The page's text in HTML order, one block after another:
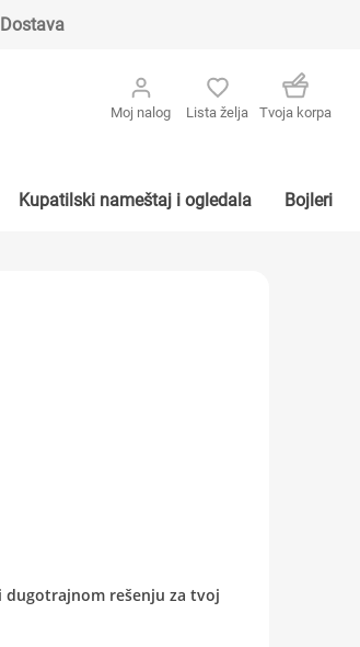
Dostava
Moj nalog Lista želja Tvoja korpa
Kupatilski nameštaj i ogledala Bojleri
dugotrajnom rešenju za tvoj